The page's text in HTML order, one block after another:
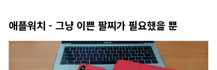
애플워치 - 그냥 이쁜 팔찌가 필요했을 뿐